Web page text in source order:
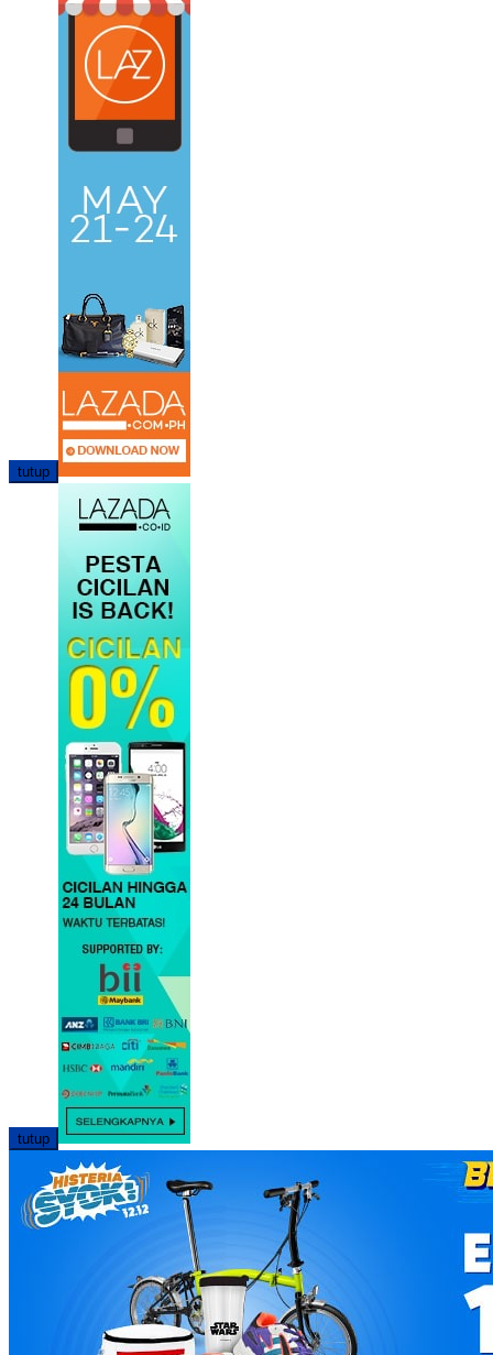
tutup
tutup